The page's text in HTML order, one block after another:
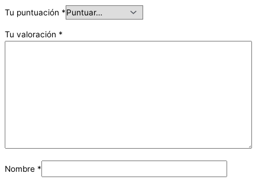
Tu puntuación *
Tu valoración *
Nombre *